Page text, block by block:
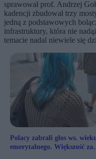
sprawował prof. Andrzej
kadencji zbudował trzy
jedną z podstawowych
infrastruktury, która nie
temacie nadal niewiele się
Polacy zabrali głos ws.
emerytalnego. Większość za